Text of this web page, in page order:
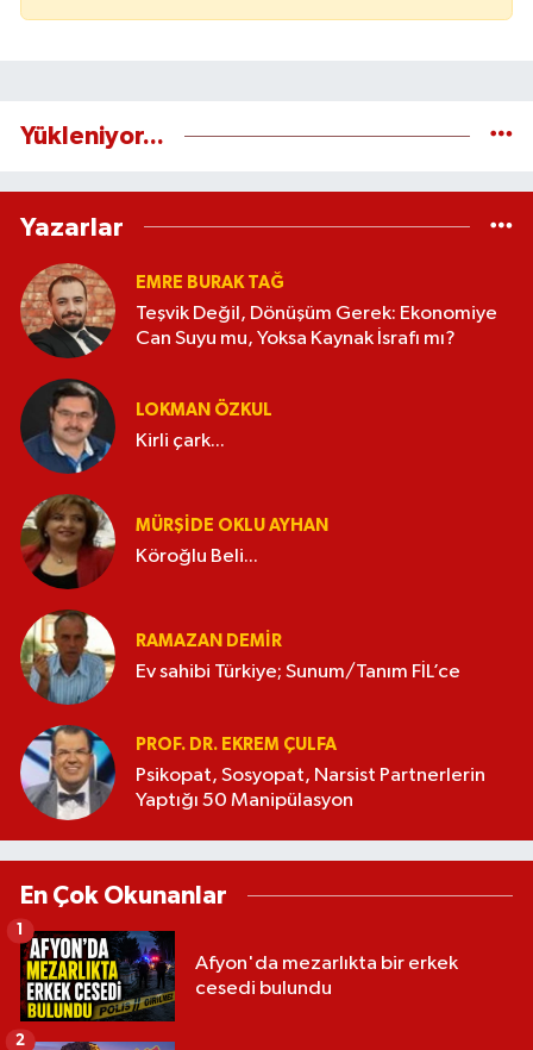
Yükleniyor...
Yazarlar
EMRE BURAK TAĞ
Teşvik Değil, Dönüşüm Gerek: Ekonomiye
Can Suyu mu, Yoksa Kaynak İsrafı mı?
LOKMAN ÖZKUL
Kirli çark...
MÜRŞIDE OKLU AYHAN
Köroğlu Beli...
RAMAZAN DEMİR
Ev sahibi Türkiye; Sunum/Tanım FİL’ce
PROF. DR. EKREM ÇULFA
Psikopat, Sosyopat, Narsist Partnerlerin
Yaptığı 50 Manipülasyon
En Çok Okunanlar
Afyon'da mezarlıkta bir erkek
cesedi bulundu
1
2